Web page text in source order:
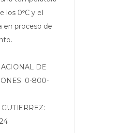
los 0ºC y el
en proceso de
DE
0-800-